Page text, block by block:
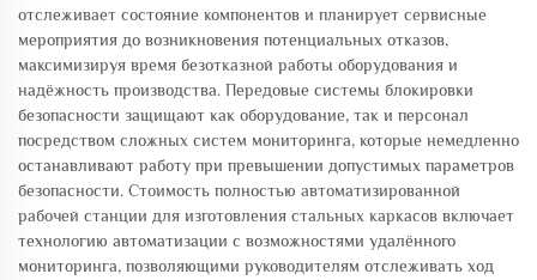
отслеживает состояние компонентов и планирует сервисные
мероприятия до возникновения потенциальных отказов,
максимизируя время безотказной работы оборудования и
надёжность производства. Передовые системы блокировки
безопасности защищают как оборудование, так и персонал
посредством сложных систем мониторинга, которые немедленно
останавливают работу при превышении допустимых параметров
безопасности. Стоимость полностью автоматизированной
рабочей станции для изготовления стальных каркасов включает
технологию автоматизации с возможностями удалённого
мониторинга, позволяющими руководителям отслеживать ход